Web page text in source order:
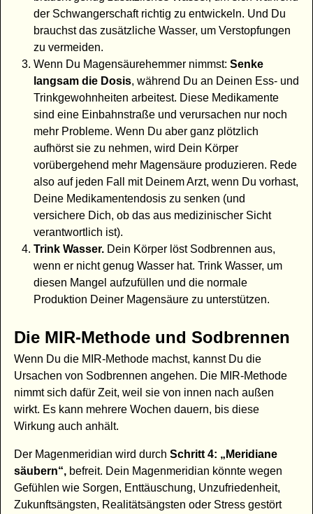
der Schwangerschaft richtig zu entwickeln. Und Du
brauchst das zusätzliche Wasser, um Verstopfungen
zu vermeiden.
Wenn Du Magensäurehemmer nimmst: Senke
langsam die Dosis, während Du an Deinen Ess- und
Trinkgewohnheiten arbeitest. Diese Medikamente
sind eine Einbahnstraße und verursachen nur noch
mehr Probleme. Wenn Du aber ganz plötzlich
aufhörst sie zu nehmen, wird Dein Körper
vorübergehend mehr Magensäure produzieren. Rede
also auf jeden Fall mit Deinem Arzt, wenn Du vorhast,
Deine Medikamentendosis zu senken (und
versichere Dich, ob das aus medizinischer Sicht
verantwortlich ist).
Trink Wasser. Dein Körper löst Sodbrennen aus,
wenn er nicht genug Wasser hat. Trink Wasser, um
diesen Mangel aufzufüllen und die normale
Produktion Deiner Magensäure zu unterstützen.
Die MIR-Methode und Sodbrennen
Wenn Du die MIR-Methode machst, kannst Du die
Ursachen von Sodbrennen angehen. Die MIR-Methode
nimmt sich dafür Zeit, weil sie von innen nach außen
wirkt. Es kann mehrere Wochen dauern, bis diese
Wirkung auch anhält.
Der Magenmeridian wird durch Schritt 4: „Meridiane
säubern“, befreit. Dein Magenmeridian könnte wegen
Gefühlen wie Sorgen, Enttäuschung, Unzufriedenheit,
Zukunftsängsten, Realitätsängsten oder Stress gestört